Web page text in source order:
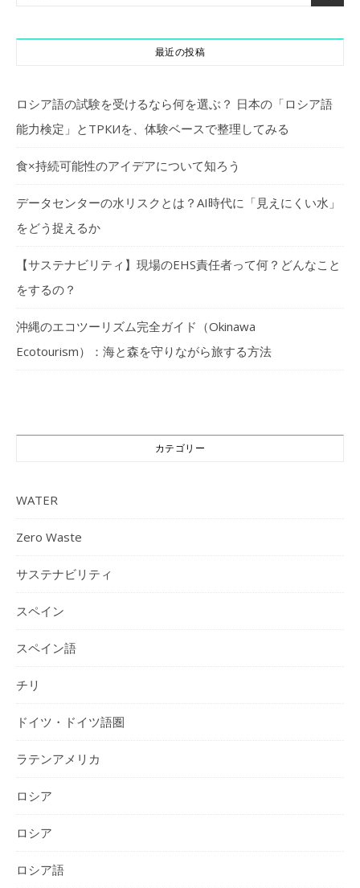
最近の投稿
ロシア語の試験を受けるなら何を選ぶ？ 日本の「ロシア語
能力検定」とТРКИを、体験ベースで整理してみる
食×持続可能性のアイデアについて知ろう
データセンターの水リスクとは？AI時代に「見えにくい水」
をどう捉えるか
【サステナビリティ】現場のEHS責任者って何？どんなこと
をするの？
沖縄のエコツーリズム完全ガイド（Okinawa
Ecotourism）：海と森を守りながら旅する方法
カテゴリー
WATER
Zero Waste
サステナビリティ
スペイン
スペイン語
チリ
ドイツ・ドイツ語圏
ラテンアメリカ
ロシア
ロシア
ロシア語